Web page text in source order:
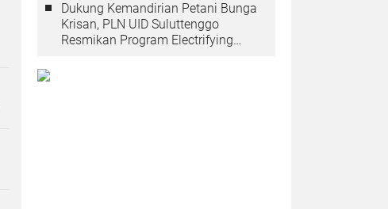
Dukung Kemandirian Petani Bunga
Krisan, PLN UID Suluttenggo
Resmikan Program Electrifying